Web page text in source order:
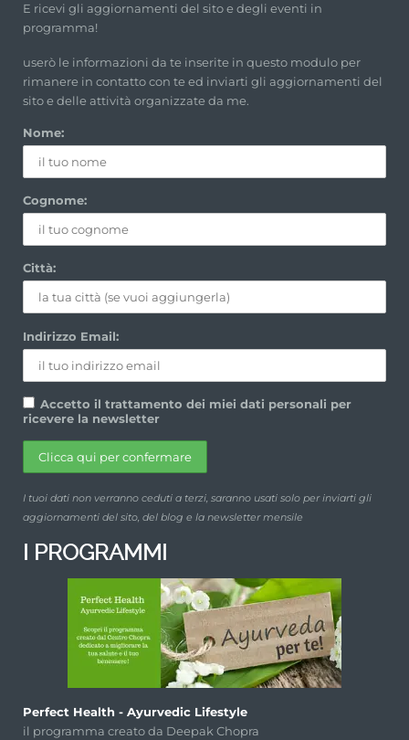
E ricevi gli aggiornamenti del sito e degli eventi in
programma!
userò le informazioni da te inserite in questo modulo per
rimanere in contatto con te ed inviarti gli aggiornamenti del
sito e delle attività organizzate da me.
Nome:
Cognome:
Città:
Indirizzo Email:
Accetto il trattamento dei miei dati personali per
ricevere la newsletter
I tuoi dati non verranno ceduti a terzi, saranno usati solo per inviarti gli
aggiornamenti del sito, del blog e la newsletter mensile
I PROGRAMMI
Perfect Health - Ayurvedic Lifestyle
il programma creato da Deepak Chopra